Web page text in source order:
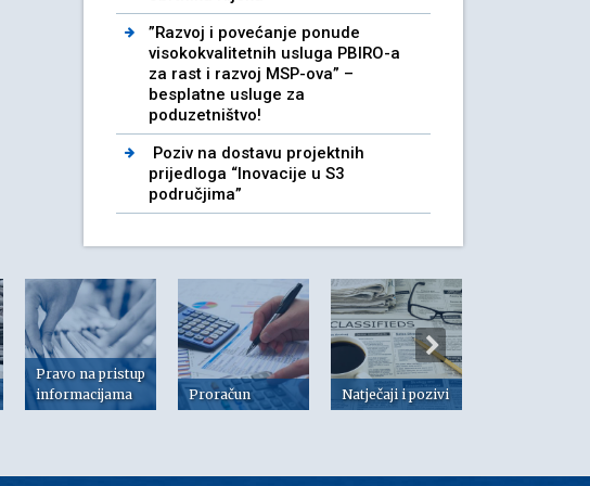
”Razvoj i povećanje ponude
visokokvalitetnih usluga PBIRO-a
za rast i razvoj MSP-ova” –
besplatne usluge za
poduzetništvo!
Poziv na dostavu projektnih
prijedloga “Inovacije u S3
područjima”
Pravo na pristup
informacijama
Proračun Natječaji i pozivi